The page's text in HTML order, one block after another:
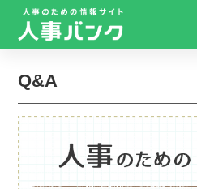
Q&A